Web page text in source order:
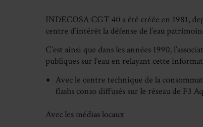
INDECOSA CGT 40 a été créée en 1981,
centre d’intérêt la défense de l’eau
C’est ainsi que dans les années 1990,
publiques sur l’eau en relayant cette
Avec le centre technique de la
flashs conso diffusés sur le réseau de F3
Avec les médias locaux